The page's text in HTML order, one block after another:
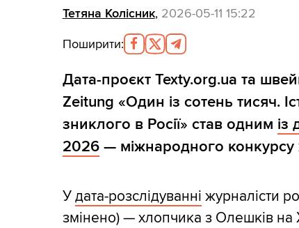
Тетяна Колісник, 2026-05-11 15:22
Поширити:
Дата-проєкт Texty.org.ua та
Zeitung «Один із сотень тисяч.
зниклого в Росії» став одним із
2026— міжнародного конкурсу
У дата-розслідуванні журналісти
змінено) — хлопчика з Олешків на